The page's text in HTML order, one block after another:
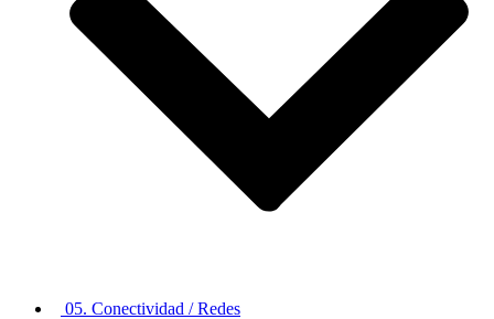
05. Conectividad / Redes